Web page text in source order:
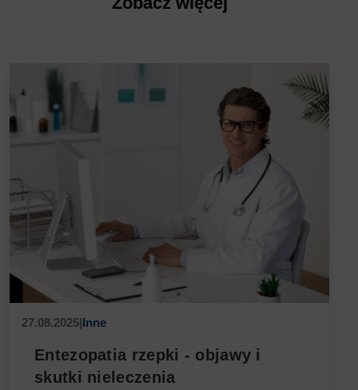
27.08.2025|Inne
Entezopatia rzepki - objawy i
skutki nieleczenia